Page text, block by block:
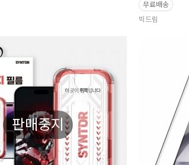
무료배송
빅드림
판매중지